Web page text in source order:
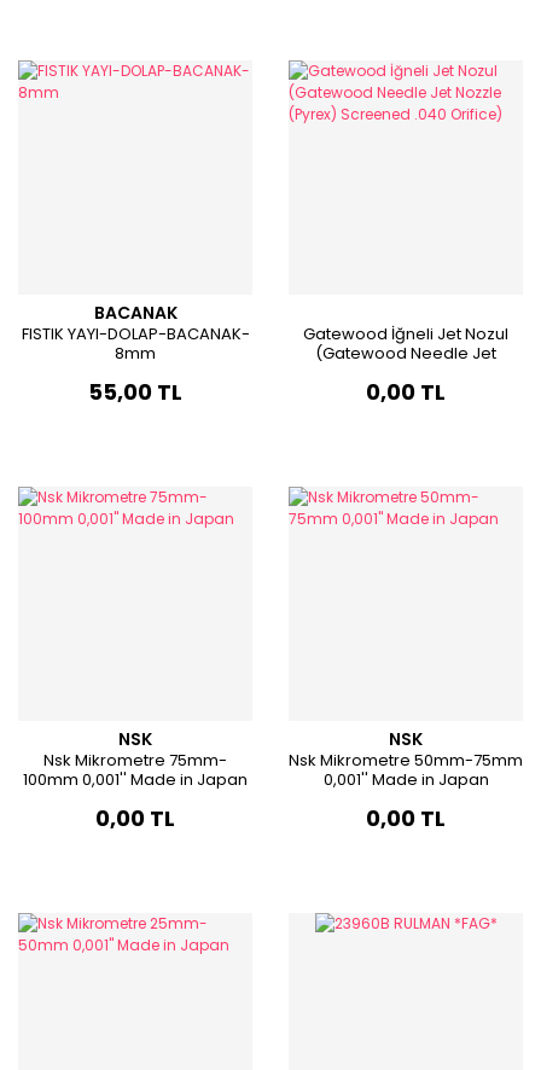
BACANAK
FISTIK YAYI-DOLAP-BACANAK-
8mm
55,00 TL
Gatewood İğneli Jet Nozul
(Gatewood Needle Jet
Orifice)
0,00 TL
NSK
Nsk Mikrometre 75mm-
100mm 0,001'' Made in Japan
0,00 TL
NSK
Nsk Mikrometre 50mm-75mm
0,001'' Made in Japan
0,00 TL